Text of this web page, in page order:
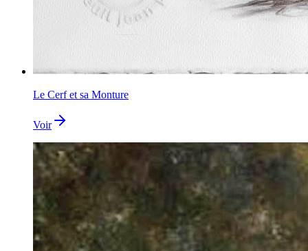
Le Cerf et sa Monture
Voir